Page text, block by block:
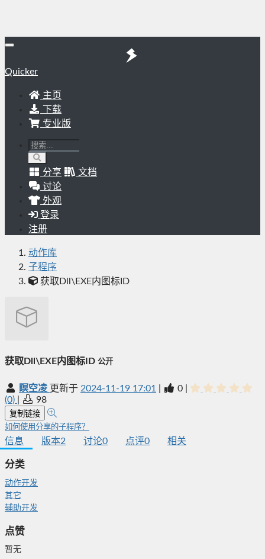
Quicker
主页
下载
专业版
分享
文档
讨论
外观
登录
注册
动作库
子程序
获取Dll\EXE内图标ID
获取Dll\EXE内图标ID 公开
瞑空凌 更新于 2024-11-19 17:01 0
(0)
98
复制链接
如何使用分享的子程序？
信息 版本2 讨论0 点评0 相关
分类
动作开发
其它
辅助开发
点赞
暂无